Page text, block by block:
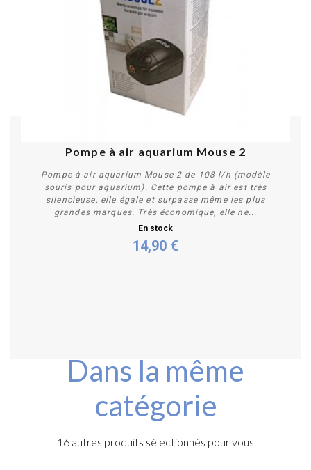
Pompe à air aquarium Mouse 2
Pompe à air aquarium Mouse 2 de 108 l/h (modèle
souris pour aquarium). Cette pompe à air est très
silencieuse, elle égale et surpasse même les plus
grandes marques. Très économique, elle ne...
En stock
14,90 €
Dans la même
catégorie
16 autres produits sélectionnés pour vous